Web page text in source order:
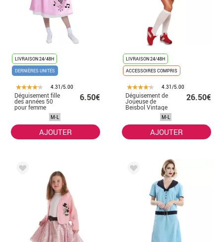
LIVRAISON 24/48H
DERNIÈRES UNITÉS
4.31/5.00
Déguisement fille
des années 50
pour femme
6.50€
M-L
AJOUTER
LIVRAISON 24/48H
ACCESSOIRES COMPRIS
4.31/5.00
Déguisement de
Joueuse de
Beisbol Vintage
26.50€
M-L
AJOUTER